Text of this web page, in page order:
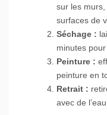
sur les
surfaces de
Séchage :
minutes
Peinture :
peinture en
Retrait :
avec de